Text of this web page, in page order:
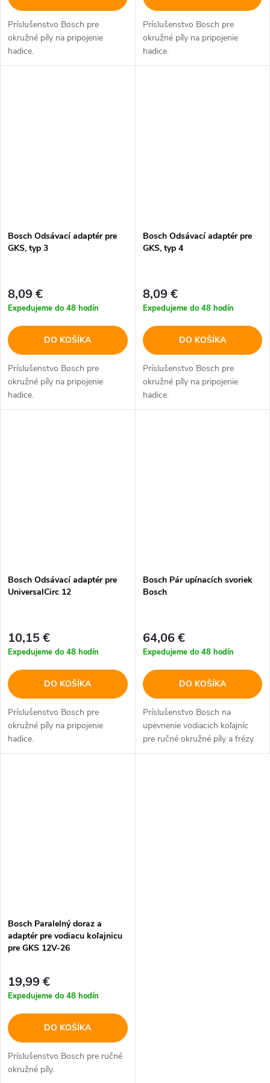
Príslušenstvo Bosch pre
okružné píly na pripojenie
hadice.
Príslušenstvo Bosch pre
okružné píly na pripojenie
hadice.
Bosch Odsávací adaptér pre
GKS, typ 3
8,09 €
Expedujeme do 48 hodín
DO KOŠÍKA
Príslušenstvo Bosch pre
okružné píly na pripojenie
hadice.
Bosch Odsávací adaptér pre
GKS, typ 4
8,09 €
Expedujeme do 48 hodín
DO KOŠÍKA
Príslušenstvo Bosch pre
okružné píly na pripojenie
hadice.
Bosch Odsávací adaptér pre
UniversalCirc 12
10,15 €
Expedujeme do 48 hodín
DO KOŠÍKA
Príslušenstvo Bosch pre
okružné píly na pripojenie
hadice.
Bosch Pár upínacích svoriek
Bosch
64,06 €
Expedujeme do 48 hodín
DO KOŠÍKA
Príslušenstvo Bosch na
upevnenie vodiacich koľajníc
pre ručné okružné píly a frézy.
Bosch Paralelný doraz a
adaptér pre vodiacu koľajnicu
pre GKS 12V-26
19,99 €
Expedujeme do 48 hodín
DO KOŠÍKA
Príslušenstvo Bosch pre ručné
okružné píly.